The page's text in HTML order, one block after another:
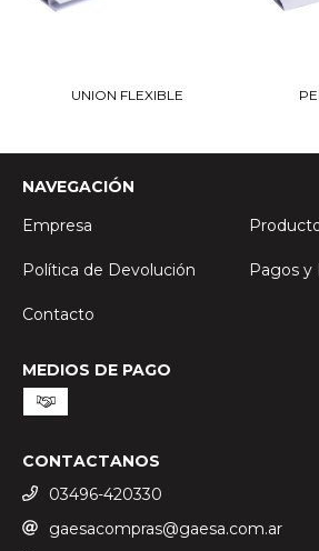
UNION FLEXIBLE
NAVEGACIÓN
Empresa
Política de Devolución Pagos y
Contacto
MEDIOS DE PAGO
CONTACTANOS
03496-420330
gaesacompras@gaesa.com.ar